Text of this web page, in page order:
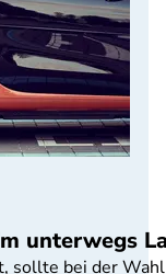
unterwegs
bei der